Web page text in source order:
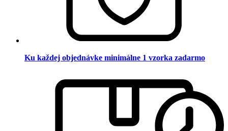
Ku každej objednávke minimálne 1 vzorka zadarmo